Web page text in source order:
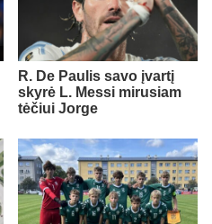
R. De Paulis savo įvartį
skyrė L. Messi mirusiam
tėčiui Jorge